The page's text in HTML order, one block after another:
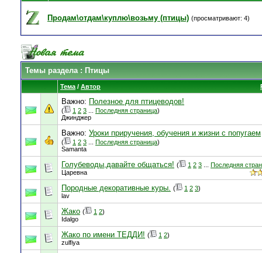
Продам\отдам\куплю\возьму (птицы) (просматривают: 4)
Темы раздела: Птицы
Тема / Автор
Важно: Полезное для птицеводов!
( 1 2 3 Последняя страница)
Джинджер
Важно: Уроки приручения, обучения и жизни с попугаем
( 1 2 3 Последняя страница)
Samanta
Голубеводы,давайте общаться! ( 1 2 3
Последняя
Царевна
Породные декоративные куры. ( 1 2 3)
lav
Жако ( 1 2)
Idalgo
Жако по имени ТЕДДИ! ( 1 2)
zulfiya